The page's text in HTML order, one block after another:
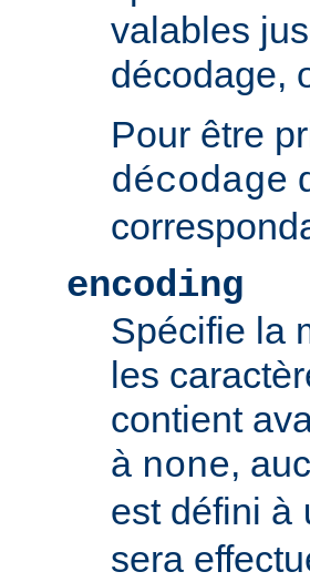
valables
décodage,
Pour être
décodage
encoding
Spécifie la
les
contient
à none,
est défini à
sera